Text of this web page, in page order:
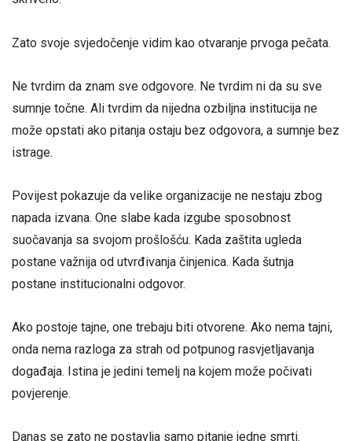
Zato svoje svjedočenje vidim kao otvaranje prvoga pečata.
Ne tvrdim da znam sve odgovore. Ne tvrdim ni da su sve
sumnje točne. Ali tvrdim da nijedna ozbiljna institucija ne
može opstati ako pitanja ostaju bez odgovora, a sumnje bez
istrage.
Povijest pokazuje da velike organizacije ne nestaju zbog
napada izvana. One slabe kada izgube sposobnost
suočavanja sa svojom prošlošću. Kada zaštita ugleda
postane važnija od utvrđivanja činjenica. Kada šutnja
postane institucionalni odgovor.
Ako postoje tajne, one trebaju biti otvorene. Ako nema tajni,
onda nema razloga za strah od potpunog rasvjetljavanja
događaja. Istina je jedini temelj na kojem može počivati
povjerenje.
Danas se zato ne postavlja samo pitanje jedne smrti.